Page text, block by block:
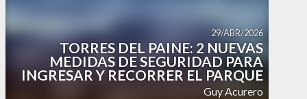
TORRES DEL PAINE: 2 NUEVAS
MEDIDAS DE SEGURIDAD PARA
INGRESAR Y RECORRER EL PARQUE
Guy Acurero
29/ABR/2026